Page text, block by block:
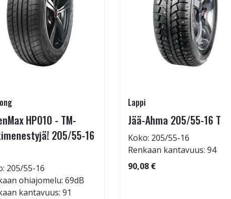
HP010 - TM-
205/55-16
205/55-16
ohiajomelu: 69dB
kantavuus: 91
Lappi
Jää-Ahma 205/55-16 T
Koko: 205/55-16
Renkaan kantavuus: 94
90,08 €